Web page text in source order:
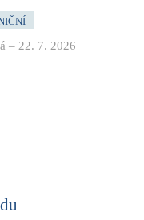
– 22. 7. 2026